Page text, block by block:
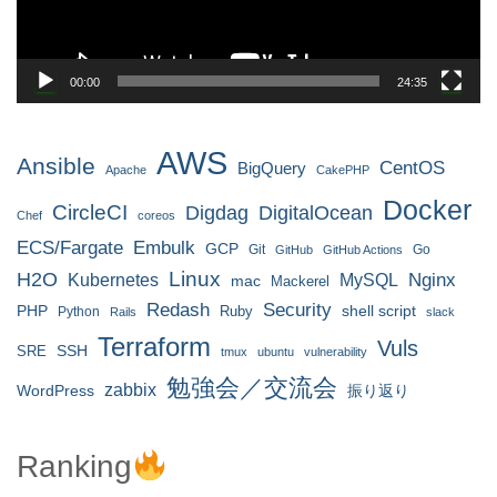
00:00 24:35
Ansible Apache AWS BigQuery CakePHP CentOS
Chef CircleCI coreos Digdag DigitalOcean Docker
ECS/Fargate Embulk GCP Git GitHub GitHub Actions Go
H2O Kubernetes Linux mac Mackerel MySQL Nginx
PHP Python Rails Redash Ruby Security shell script slack
SRE SSH Terraform tmux ubuntu vulnerability Vuls
WordPress zabbix 勉強会／交流会 振り返り
Ranking